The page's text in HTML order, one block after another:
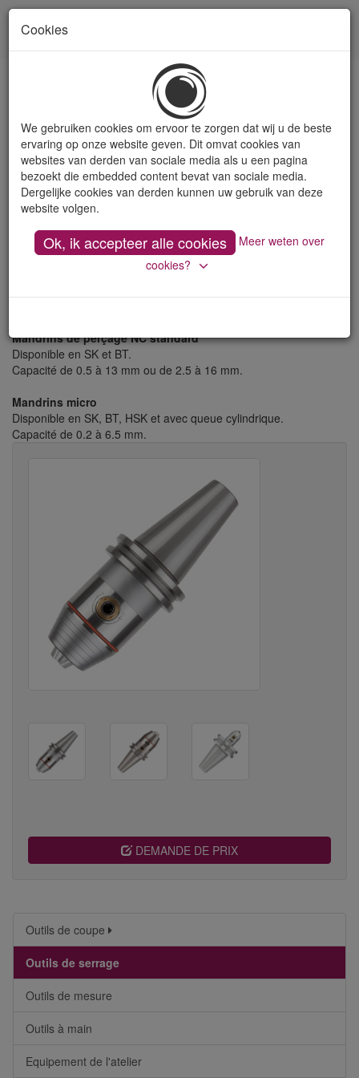
Cookies
We gebruiken cookies om ervoor te zorgen dat wij u de beste
ervaring op onze website geven. Dit omvat cookies van
websites van derden van sociale media als u een pagina
bezoekt die embedded content bevat van sociale media.
Dergelijke cookies van derden kunnen uw gebruik van deze
website volgen.
Ok, ik accepteer alle cookies
Meer weten over
cookies?
Mandrins de perçage
Mandrins de perçage haute précision
Disponible en attachements SK, HSK, BT et CAT.
Attachements spécifiques pour les machines Chrion, Deckel,
Mazak, Mori-Seiki... .
Mandrins auto-serrants Albrecht
Avec cône ou filetage interne. Avec cône morse intégré.
Mandrins de perçage NC standard
Disponible en SK et BT.
Capacité de 0.5 à 13 mm ou de 2.5 à 16 mm.
Mandrins micro
Disponible en SK, BT, HSK et avec queue cylindrique.
Capacité de 0.2 à 6.5 mm.
DEMANDE DE PRIX
Outils de coupe
Outils de serrage
Outils de mesure
Outils à main
Equipement de l'atelier